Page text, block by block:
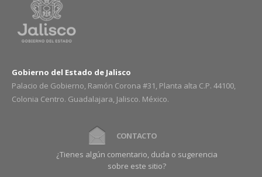
Gobierno del Estado de Jalisco
Palacio de Gobierno, Ramón Corona #31, Planta alta C.P. 44100,
Colonia Centro. Guadalajara, Jalisco. México.
CONTACTO
¿Tienes algún comentario, duda o sugerencia
sobre este sitio?